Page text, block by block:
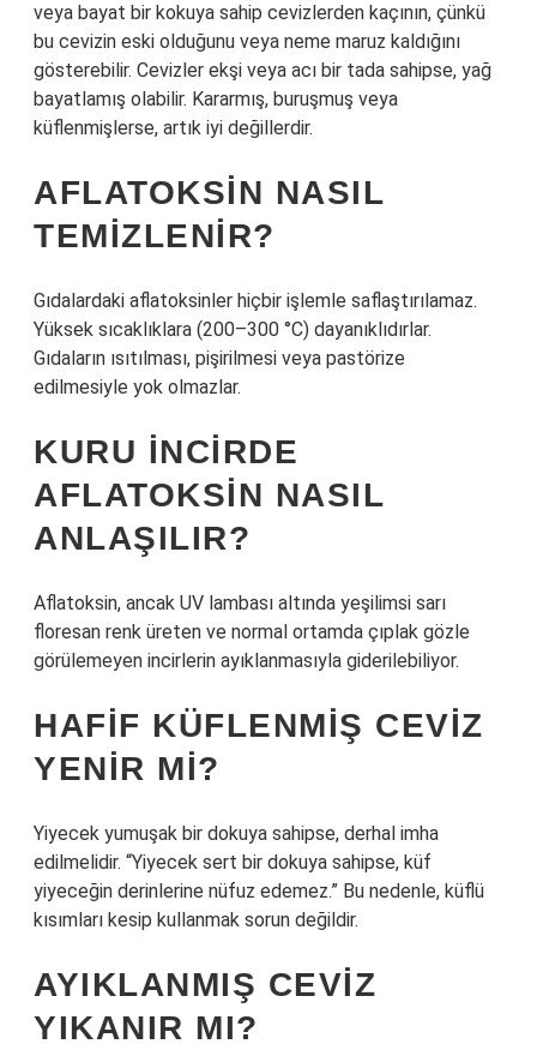
veya bayat bir kokuya sahip cevizlerden kaçının, çünkü
bu cevizin eski olduğunu veya neme maruz kaldığını
gösterebilir. Cevizler ekşi veya acı bir tada sahipse, yağ
bayatlamış olabilir. Kararmış, buruşmuş veya
küflenmişlerse, artık iyi değillerdir.
AFLATOKSIN NASIL
TEMIZLENIR?
Gıdalardaki aflatoksinler hiçbir işlemle saflaştırılamaz.
Yüksek sıcaklıklara (200–300 °C) dayanıklıdırlar.
Gıdaların ısıtılması, pişirilmesi veya pastörize
edilmesiyle yok olmazlar.
KURU INCIRDE
AFLATOKSIN NASIL
ANLAŞILIR?
Aflatoksin, ancak UV lambası altında yeşilimsi sarı
floresan renk üreten ve normal ortamda çıplak gözle
görülemeyen incirlerin ayıklanmasıyla giderilebiliyor.
HAFIF KÜFLENMIŞ CEVIZ
YENIR MI?
Yiyecek yumuşak bir dokuya sahipse, derhal imha
edilmelidir. “Yiyecek sert bir dokuya sahipse, küf
yiyeceğin derinlerine nüfuz edemez.” Bu nedenle, küflü
kısımları kesip kullanmak sorun değildir.
AYIKLANMIŞ CEVIZ
YIKANIR MI?